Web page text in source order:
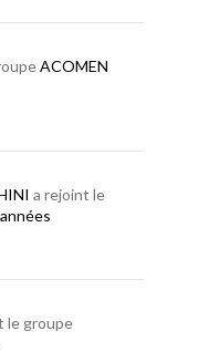
ACOMEN
a rejoint le
le groupe